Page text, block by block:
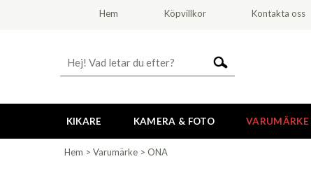
Hem Köpvillkor Kontakta oss
KIKARE KAMERA & FOTO VARUMÄRKE
Hem > Varumärke > ONA